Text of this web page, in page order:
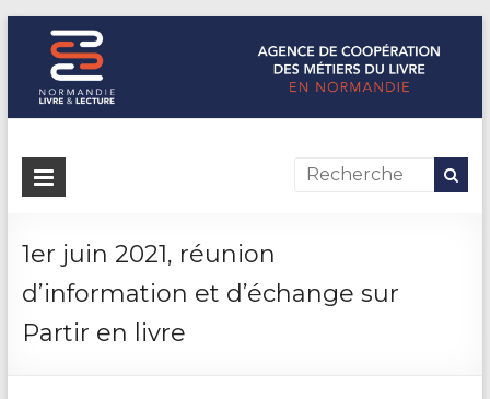
Normandie Livre & Lecture
L'agence de coopération des métiers du livre en Normandie
1er juin 2021, réunion
d’information et d’échange sur
Partir en livre